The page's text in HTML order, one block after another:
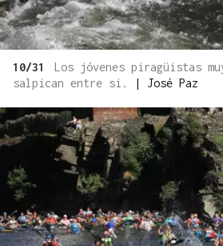
10/31
Los jóvenes piragüistas
salpican entre si.
| José Paz